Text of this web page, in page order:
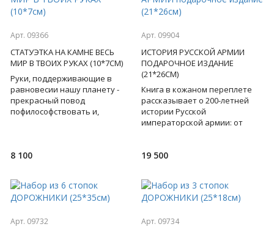
Арт. 09366
СТАТУЭТКА НА КАМНЕ ВЕСЬ
МИР В ТВОИХ РУКАХ (10*7СМ)
Руки, поддерживающие в
равновесии нашу планету -
прекрасный повод
пофилософствовать и,
8 100
Арт. 09904
ИСТОРИЯ РУССКОЙ АРМИИ
ПОДАРОЧНОЕ ИЗДАНИЕ
(21*26СМ)
Книга в кожаном переплете
рассказывает о 200-летней
истории Русской
императорской армии: от
Самобытность
19 500
Арт. 09732 Арт. 09734